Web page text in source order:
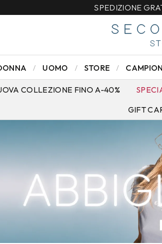
SPEDIZIONE
COLLEZIONE FINO A-40%
GIFT
UOMO STORE